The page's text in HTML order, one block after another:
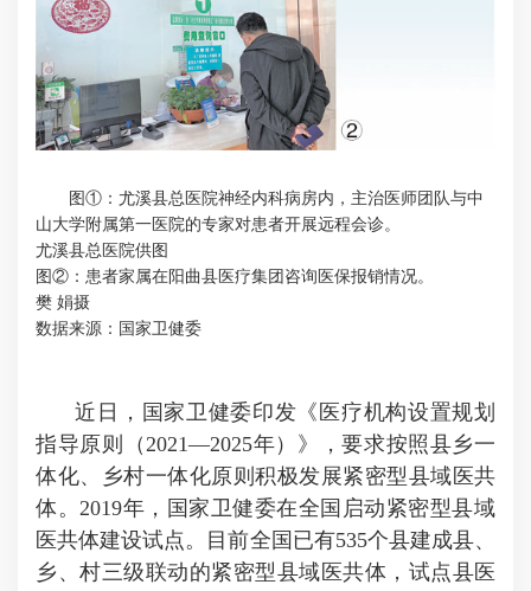
图①：尤溪县总医院神经内科病房内，主治医师团队与中
山大学附属第一医院的专家对患者开展远程会诊。
尤溪县总医院供图
图②：患者家属在阳曲县医疗集团咨询医保报销情况。
樊 娟摄
数据来源：国家卫健委
近日，国家卫健委印发《医疗机构设置规划
指导原则（2021—2025年）》，要求按照县乡一
体化、乡村一体化原则积极发展紧密型县域医共
体。2019年，国家卫健委在全国启动紧密型县域
医共体建设试点。目前全国已有535个县建成县、
乡、村三级联动的紧密型县域医共体，试点县医